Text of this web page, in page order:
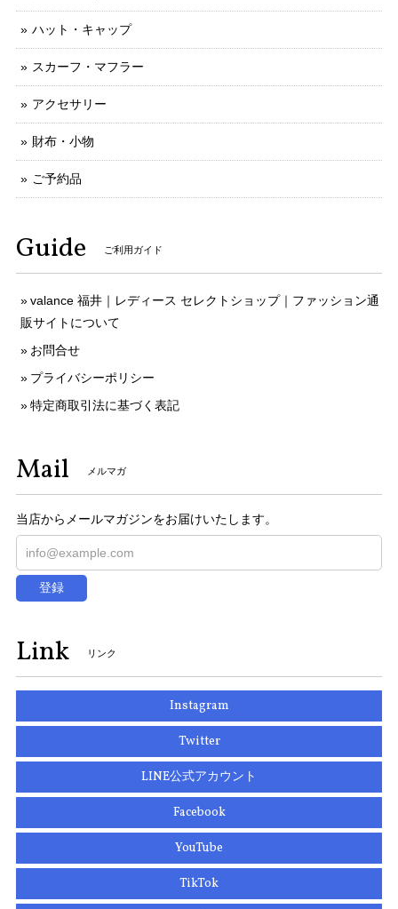
ハット・キャップ
スカーフ・マフラー
アクセサリー
財布・小物
ご予約品
Guide ご利用ガイド
valance 福井｜レディース セレクトショップ｜ファッション通
販サイトについて
お問合せ
プライバシーポリシー
特定商取引法に基づく表記
Mail メルマガ
当店からメールマガジンをお届けいたします。
登録
Link リンク
Instagram
Twitter
LINE公式アカウント
Facebook
YouTube
TikTok